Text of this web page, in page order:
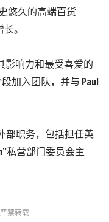
悠久的高端百货
。
影响力和最受喜爱的
加入团队，并与 Paul
部职务，包括担任英
私营部门委员会主
禁转载.